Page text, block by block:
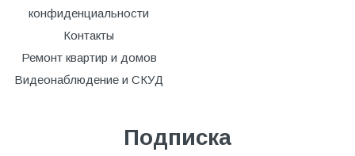
конфиденциальности
Контакты
Ремонт квартир и домов
Видеонаблюдение и СКУД
Подписка